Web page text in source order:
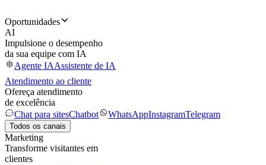
Oportunidades
AI
Impulsione o desempenho
da sua equipe com IA
Agente IAAssistente de IA
Atendimento ao cliente
Ofereça atendimento
de excelência
Chat para sitesChatbot WhatsAppInstagramTelegram
Todos os canais
Marketing
Transforme visitantes em
clientes